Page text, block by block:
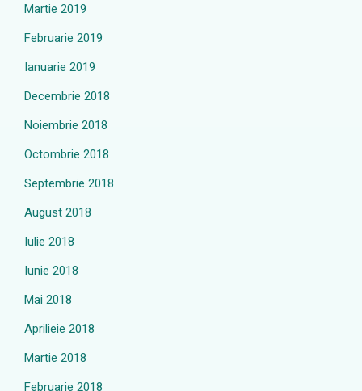
Martie 2019
Februarie 2019
Ianuarie 2019
Decembrie 2018
Noiembrie 2018
Octombrie 2018
Septembrie 2018
August 2018
Iulie 2018
Iunie 2018
Mai 2018
Aprilieie 2018
Martie 2018
Februarie 2018